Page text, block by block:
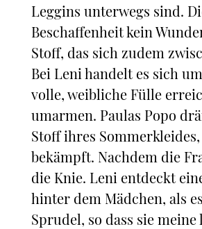
Leggins unterwegs sind.
Beschaffenheit kein
Stoff, das sich zudem
Bei Leni handelt es sich
volle, weibliche Fülle
umarmen. Paulas Popo
Stoff ihres
bekämpft. Nachdem die
die Knie. Leni entdeckt
hinter dem Mädchen, als
Sprudel, so dass sie